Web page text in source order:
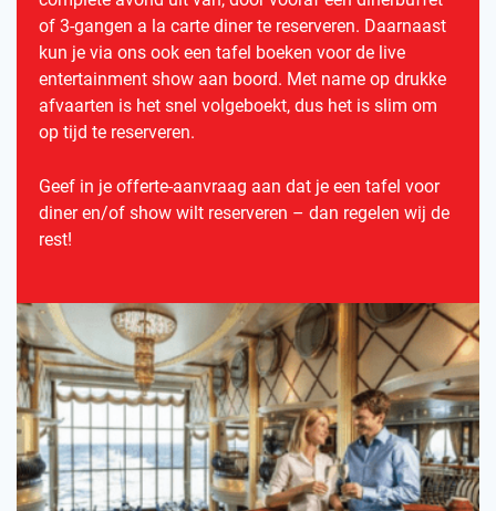
of 3-gangen a la carte diner te reserveren. Daarnaast
kun je via ons ook een tafel boeken voor de live
entertainment show aan boord. Met name op drukke
afvaarten is het snel volgeboekt, dus het is slim om
op tijd te reserveren.
Geef in je offerte-aanvraag aan dat je een tafel voor
diner en/of show wilt reserveren – dan regelen wij de
rest!